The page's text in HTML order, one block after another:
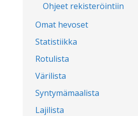
Ohjeet rekisteröintiin
Omat hevoset
Statistiikka
Rotulista
Värilista
Syntymämaalista
Lajilista